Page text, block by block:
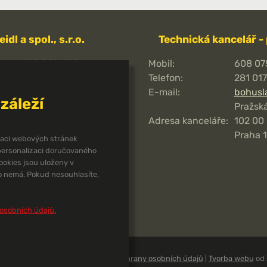
a spol., s.r.o.
499 320 459
13443-601/0100
Husova 120,
544 01
Labem
Technická kancelář -
Mobil:
608
Telefon:
281
E-mail:
Adresa kanceláře: 102 00
Praha
Zásady ochrany osobních údajů Tvorba webu od
webových stránek
doručovaného
jsou uloženy v
Pokud nesouhlasíte,
údajů.